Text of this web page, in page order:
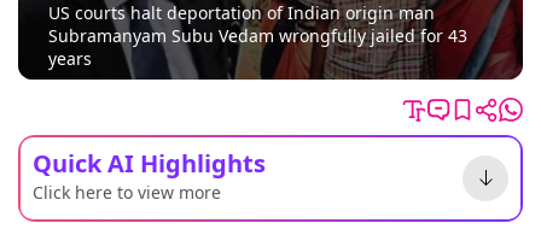
US courts halt deportation of Indian origin man
Subramanyam Subu Vedam wrongfully jailed for 43
years
Quick AI Highlights
Click here to view more